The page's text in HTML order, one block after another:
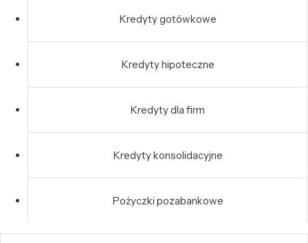
Kredyty gotówkowe
Kredyty hipoteczne
Kredyty dla firm
Kredyty konsolidacyjne
Pożyczki pozabankowe